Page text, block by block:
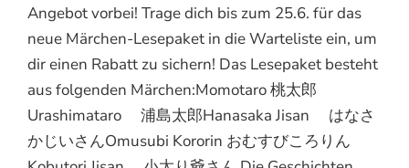
Angebot vorbei! Trage dich bis zum 25.6. für das
neue Märchen-Lesepaket in die Warteliste ein, um
dir einen Rabatt zu sichern! Das Lesepaket besteht
aus folgenden Märchen:Momotaro 桃太郎
Urashimataro 浦島太郎Hanasaka Jisan はなさ
かじいさんOmusubi Kororin おむすびころりん